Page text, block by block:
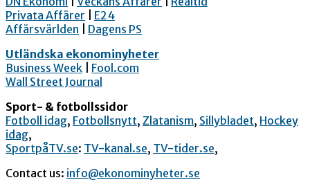
Privata Affärer
E24
Affärsvärlden
Dagens PS
Utländska ekonominyheter
Business Week
Fool.com
Wall Street Journal
Sport- & fotbollssidor
Fotboll idag, Fotbollsnytt, Zlatanism, Sillybladet, Hockey
idag,
SportpåTV.se: TV-kanal.se, TV-tider.se,
Contact us: info@ekonominyheter.se